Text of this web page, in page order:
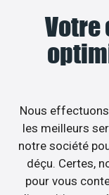
Votre
Nous
les meilleurs
notre société
déçu. Certes,
pour vous